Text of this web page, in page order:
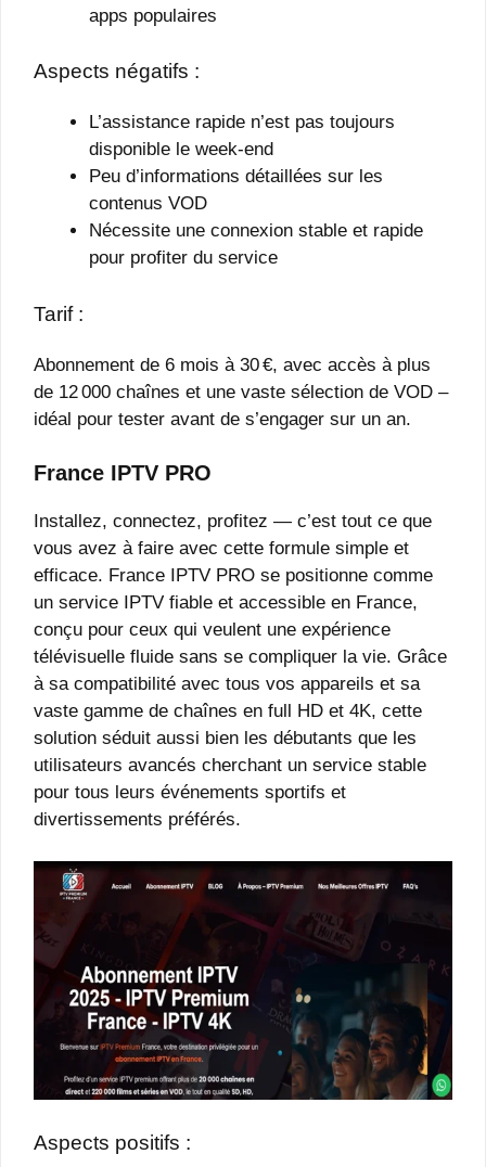
apps populaires
Aspects négatifs :
L’assistance rapide n’est pas toujours
disponible le week-end
Peu d’informations détaillées sur les
contenus VOD
Nécessite une connexion stable et rapide
pour profiter du service
Tarif :
Abonnement de 6 mois à 30 €, avec accès à plus
de 12 000 chaînes et une vaste sélection de VOD –
idéal pour tester avant de s’engager sur un an.
France IPTV PRO
Installez, connectez, profitez — c’est tout ce que
vous avez à faire avec cette formule simple et
efficace. France IPTV PRO se positionne comme
un service IPTV fiable et accessible en France,
conçu pour ceux qui veulent une expérience
télévisuelle fluide sans se compliquer la vie. Grâce
à sa compatibilité avec tous vos appareils et sa
vaste gamme de chaînes en full HD et 4K, cette
solution séduit aussi bien les débutants que les
utilisateurs avancés cherchant un service stable
pour tous leurs événements sportifs et
divertissements préférés.
Aspects positifs :